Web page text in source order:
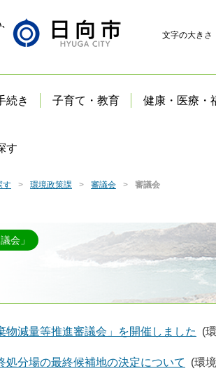
文字の大きさ
続き 子育て・教育 健康・医療・
す
す 環境政策課 審議会 審議会
会」
物減量等推進審議会」を開催しました (
処分場の最終候補地の決定について (環